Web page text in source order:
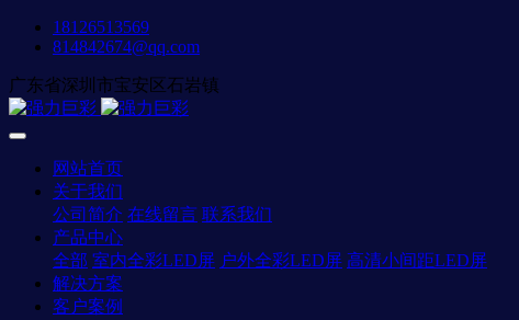
18126513569
814842674@qq.com
广东省深圳市宝安区石岩镇
网站首页
关于我们
公司简介 在线留言 联系我们
产品中心
全部 室内全彩LED屏 户外全彩LED屏 高清小间距LED屏
解决方案
客户案例